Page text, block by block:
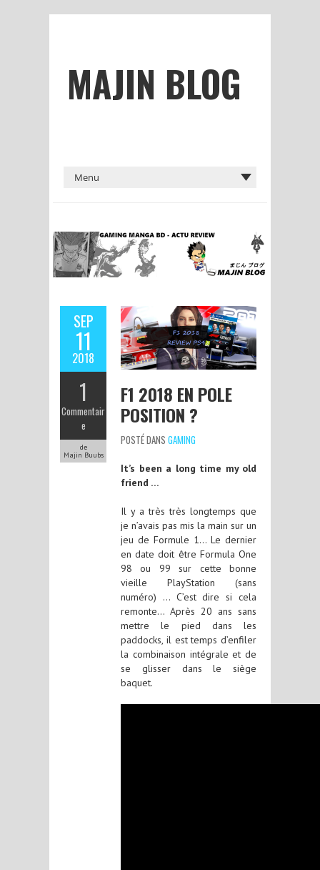
MAJIN BLOG
SEP
11
2018
1
Commentair
e
de
Majin Buubs
F1 2018 EN POLE
POSITION ?
POSTÉ DANS GAMING
It’s been a long time my old
friend …
Il y a très très longtemps que
je n’avais pas mis la main sur un
jeu de Formule 1… Le dernier
en date doit être Formula One
98 ou 99 sur cette bonne
vieille PlayStation (sans
numéro) … C’est dire si cela
remonte… Après 20 ans sans
mettre le pied dans les
paddocks, il est temps d’enfiler
la combinaison intégrale et de
se glisser dans le siège
baquet.